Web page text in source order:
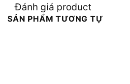
Đánh giá product
SẢN PHẨM TƯƠNG TỰ